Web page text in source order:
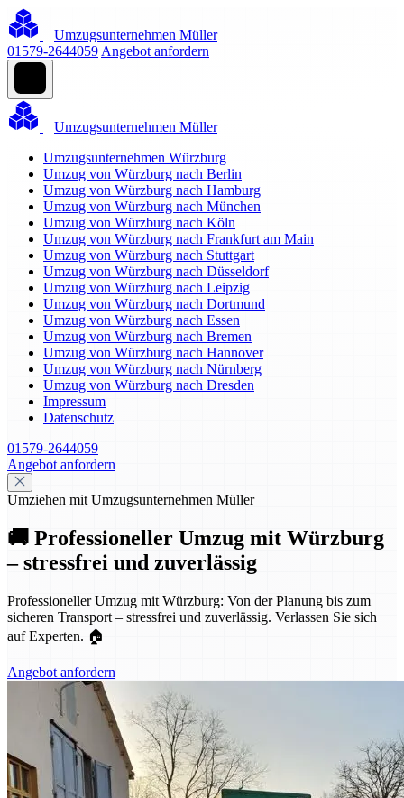
Umzugsunternehmen Müller
01579-2644059 Angebot anfordern
Umzugsunternehmen Müller
Umzugsunternehmen Würzburg
Umzug von Würzburg nach Berlin
Umzug von Würzburg nach Hamburg
Umzug von Würzburg nach München
Umzug von Würzburg nach Köln
Umzug von Würzburg nach Frankfurt am Main
Umzug von Würzburg nach Stuttgart
Umzug von Würzburg nach Düsseldorf
Umzug von Würzburg nach Leipzig
Umzug von Würzburg nach Dortmund
Umzug von Würzburg nach Essen
Umzug von Würzburg nach Bremen
Umzug von Würzburg nach Hannover
Umzug von Würzburg nach Nürnberg
Umzug von Würzburg nach Dresden
Impressum
Datenschutz
01579-2644059
Angebot anfordern
Umziehen mit Umzugsunternehmen Müller
🚚 Professioneller Umzug mit Würzburg
– stressfrei und zuverlässig
Professioneller Umzug mit Würzburg: Von der Planung bis zum
sicheren Transport – stressfrei und zuverlässig. Verlassen Sie sich
auf Experten. 🏠
Angebot anfordern